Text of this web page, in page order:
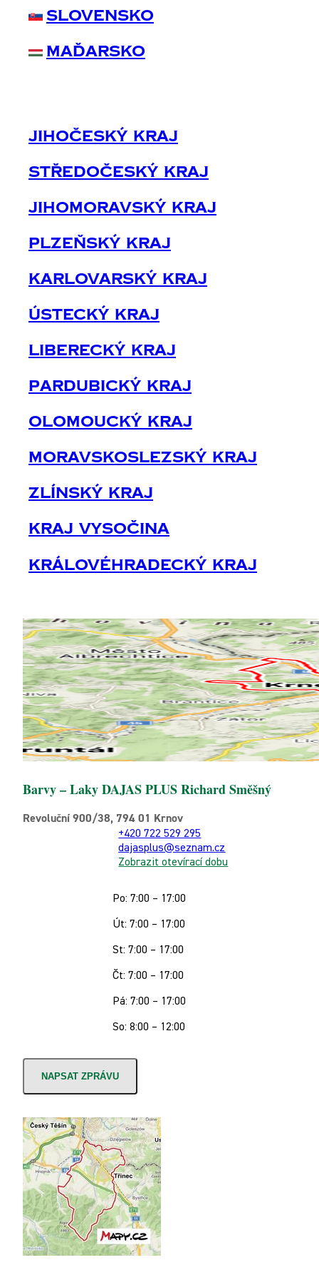
Slovensko
Maďarsko
Jihočeský Kraj
Středočeský Kraj
Jihomoravský Kraj
Plzeňský Kraj
Karlovarský Kraj
Ústecký Kraj
Liberecký Kraj
Pardubický Kraj
Olomoucký Kraj
Moravskoslezský Kraj
Zlínský Kraj
Kraj Vysočina
Královéhradecký Kraj
Barvy – Laky DAJAS PLUS Richard Směšný
Revoluční 900/38, 794 01 Krnov
+420 722 529 295
dajasplus@seznam.cz
Zobrazit otevírací dobu
Po: 7:00 – 17:00
Út: 7:00 – 17:00
St: 7:00 – 17:00
Čt: 7:00 – 17:00
Pá: 7:00 – 17:00
So: 8:00 – 12:00
NAPSAT ZPRÁVU